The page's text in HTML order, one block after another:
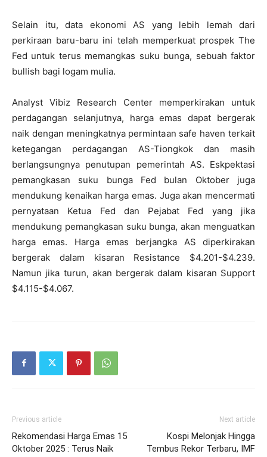
Selain itu, data ekonomi AS yang lebih lemah dari
perkiraan baru-baru ini telah memperkuat prospek The
Fed untuk terus memangkas suku bunga, sebuah faktor
bullish bagi logam mulia.
Analyst Vibiz Research Center memperkirakan untuk
perdagangan selanjutnya, harga emas dapat bergerak
naik dengan meningkatnya permintaan safe haven terkait
ketegangan perdagangan AS-Tiongkok dan masih
berlangsungnya penutupan pemerintah AS. Eskpektasi
pemangkasan suku bunga Fed bulan Oktober juga
mendukung kenaikan harga emas. Juga akan mencermati
pernyataan Ketua Fed dan Pejabat Fed yang jika
mendukung pemangkasan suku bunga, akan menguatkan
harga emas. Harga emas berjangka AS diperkirakan
bergerak dalam kisaran Resistance $4.201-$4.239.
Namun jika turun, akan bergerak dalam kisaran Support
$4.115-$4.067.
Previous article
Rekomendasi Harga Emas 15
Oktober 2025 : Terus Naik
Next article
Kospi Melonjak Hingga
Tembus Rekor Terbaru, IMF